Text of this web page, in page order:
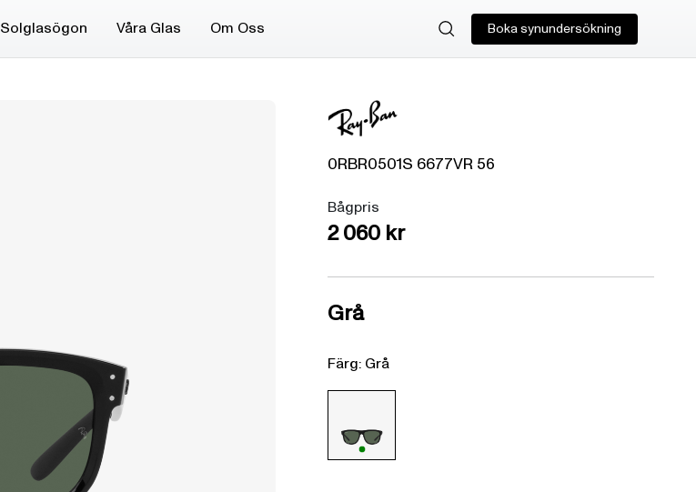
Solglasögon Våra Glas Om Oss Boka synundersökning
0RBR0501S 6677VR 56
Bågpris
2 060 kr
Grå
Färg: Grå